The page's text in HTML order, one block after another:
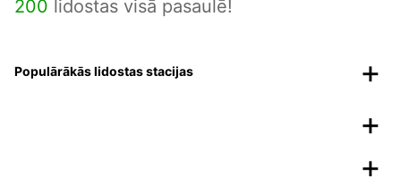
200 lidostas visā pasaulē!
Populārākās lidostas stacijas